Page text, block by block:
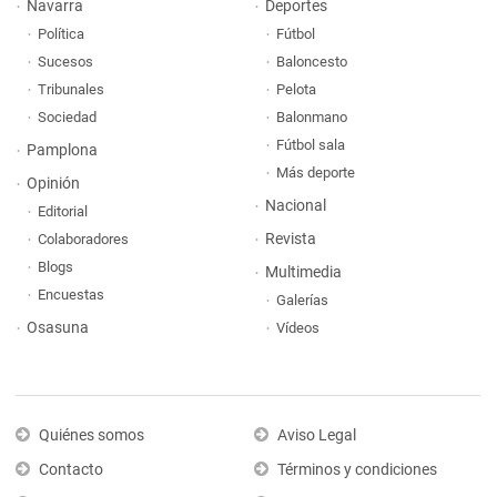
Navarra
Política
Sucesos
Tribunales
Sociedad
Pamplona
Opinión
Editorial
Colaboradores
Blogs
Encuestas
Osasuna
Deportes
Fútbol
Baloncesto
Pelota
Balonmano
Fútbol sala
Más deporte
Nacional
Revista
Multimedia
Galerías
Vídeos
Quiénes somos
Contacto
Aviso Legal
Términos y condiciones